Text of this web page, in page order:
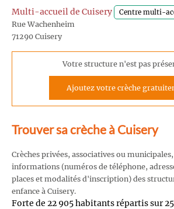
Multi-accueil de Cuisery Centre multi-
Rue Wachenheim
71290 Cuisery
Votre structure n'est pas
Ajoutez votre crèche
Trouver sa crèche à Cuisery
Crèches privées, associatives ou
informations (numéros de téléphone,
places et modalités d'inscription) des
enfance à Cuisery.
Forte de 22 905 habitants répartis sur